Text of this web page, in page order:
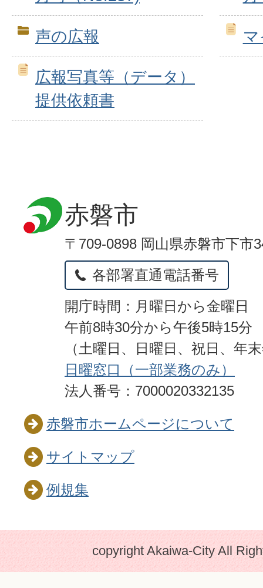
声の広報
広報写真等（データ）
提供依頼書
赤磐市
〒709-0898 岡山県赤磐市下市
各部署直通電話番号
開庁時間：月曜日から金曜日
午前8時30分から午後5時15分
（土曜日、日曜日、祝日、年
日曜窓口（一部業務のみ）
法人番号：7000020332135
赤磐市ホームページについて
サイトマップ
例規集
copyright Akaiwa-City All